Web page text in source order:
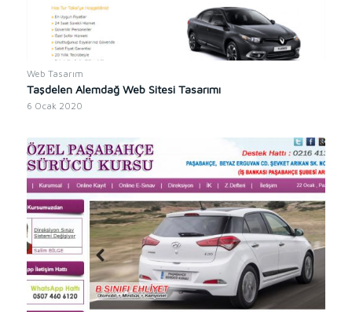
Web Tasarım
Taşdelen Alemdağ Web Sitesi Tasarımı
6 Ocak 2020